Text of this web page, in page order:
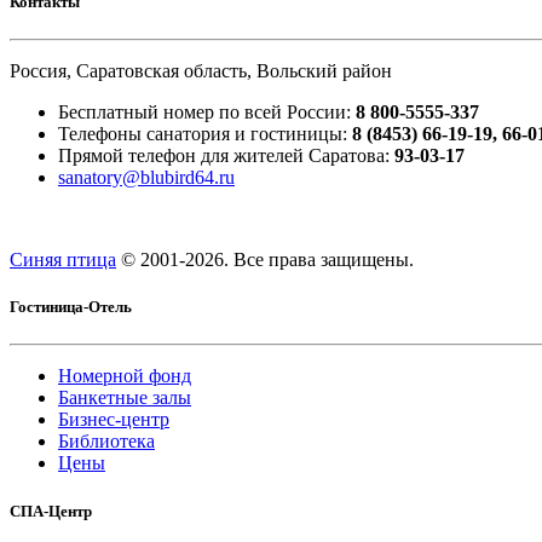
Россия, Саратовская область, Вольский район
Бесплатный номер по всей России: 8 800-5555-337
Телефоны санатория и гостиницы: 8 (8453) 66-19-19, 66-
Прямой телефон для жителей Саратова: 93-03-17
sanatory@blubird64.ru
Синяя птица © 2001-2026. Все права защищены.
Гостиница-Отель
Номерной фонд
Банкетные залы
Бизнес-центр
Библиотека
Цены
СПА-Центр